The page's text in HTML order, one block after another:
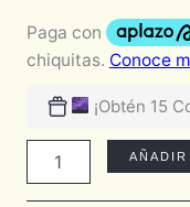
¡Obtén 15